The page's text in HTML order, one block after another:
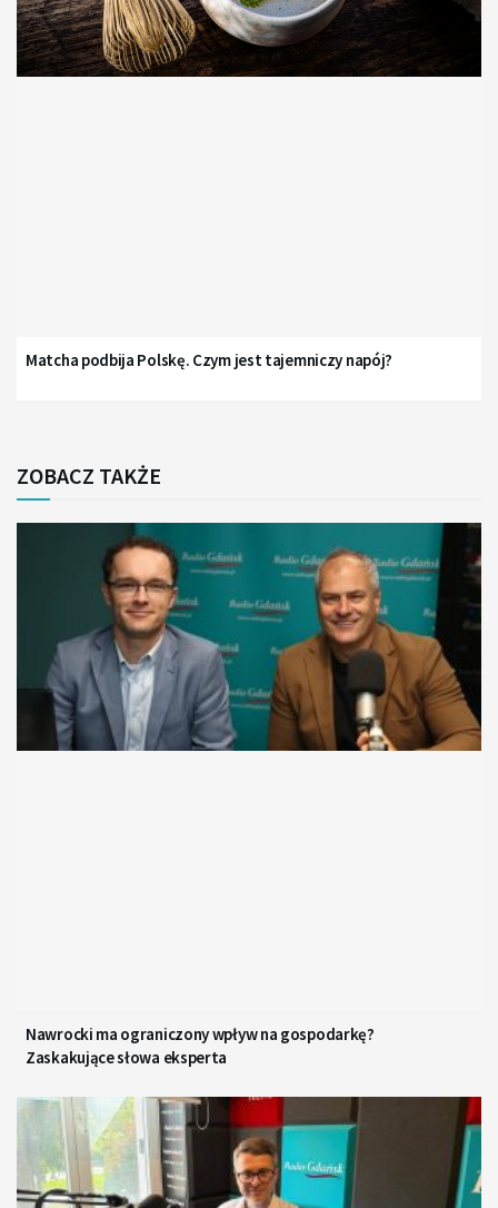
Matcha podbija Polskę. Czym jest tajemniczy napój?
ZOBACZ TAKŻE
Nawrocki ma ograniczony wpływ na gospodarkę?
Zaskakujące słowa eksperta